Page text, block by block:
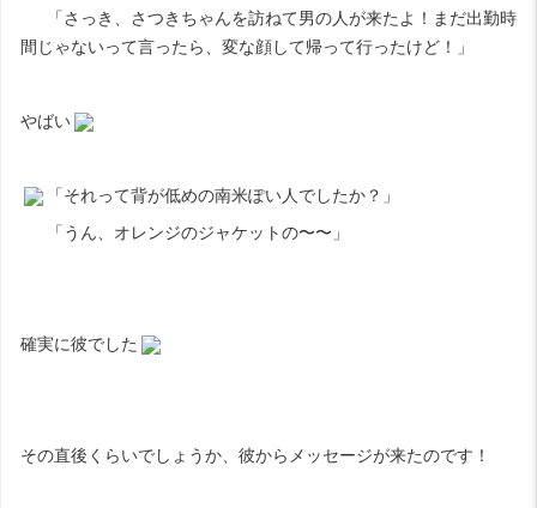
「さっき、さつきちゃんを訪ねて男の人が来たよ！まだ出勤時
間じゃないって言ったら、変な顔して帰って行ったけど！」
やばい
「それって背が低めの南米ぽい人でしたか？」
「うん、オレンジのジャケットの〜〜」
確実に彼でした
その直後くらいでしょうか、彼からメッセージが来たのです！